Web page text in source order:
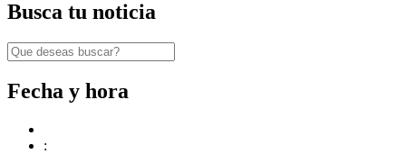
Busca tu noticia
Fecha y hora
: